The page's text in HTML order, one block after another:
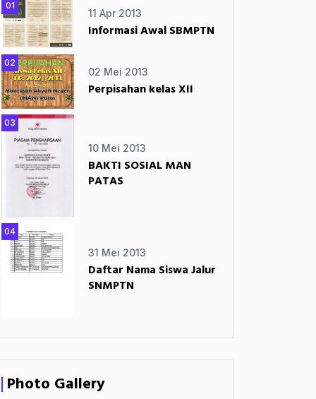
01
11 Apr 2013
Informasi Awal SBMPTN
02
02 Mei 2013
Perpisahan kelas XII
03
10 Mei 2013
BAKTI SOSIAL MAN
PATAS
04
31 Mei 2013
Daftar Nama Siswa Jalur
SNMPTN
Photo Gallery